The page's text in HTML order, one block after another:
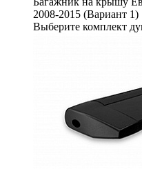
2008-2015 (Вариант 1)
Выберите комплект